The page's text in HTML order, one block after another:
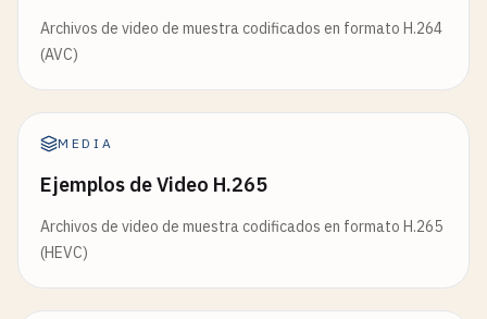
Archivos de video de muestra codificados en formato H.264
(AVC)
MEDIA
Ejemplos de Video H.265
Archivos de video de muestra codificados en formato H.265
(HEVC)